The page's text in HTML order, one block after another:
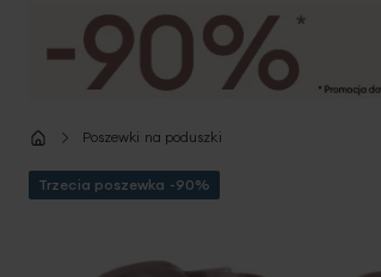
Poszewki na poduszki
Trzecia poszewka -90%